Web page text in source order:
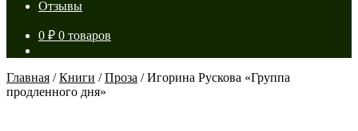
Отзывы
0 ₽ 0 товаров
Главная /Книги /Проза /Игорина Рускова «Группа
продленного дня»